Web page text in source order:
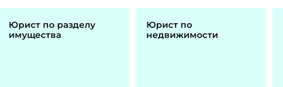
Юрист по разделу
имущества
Юрист по
недвижимости